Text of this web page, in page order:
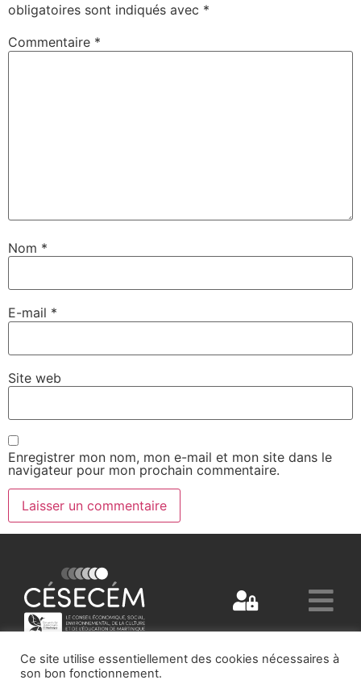
obligatoires sont indiqués avec *
Commentaire *
Nom *
E-mail *
Site web
Enregistrer mon nom, mon e-mail et mon site dans le
navigateur pour mon prochain commentaire.
Ce site utilise essentiellement des cookies nécessaires à
son bon fonctionnement.